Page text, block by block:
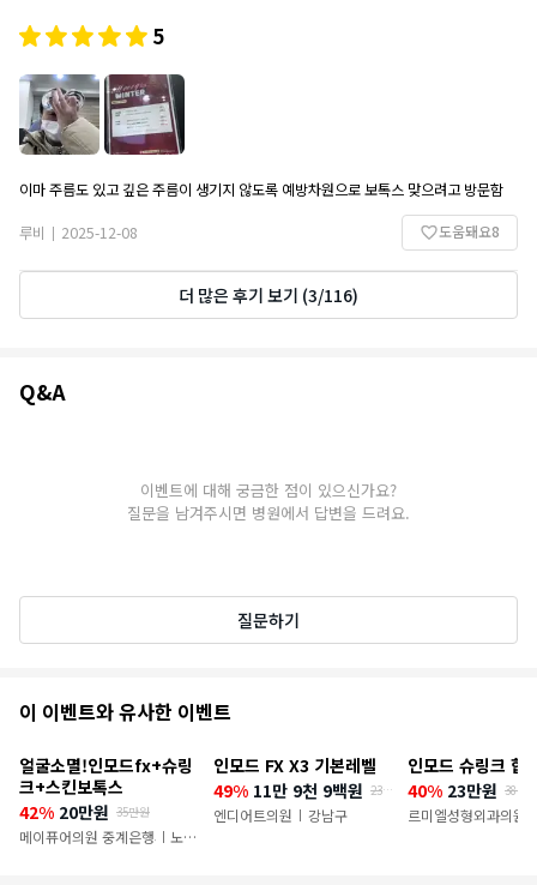
리프팅 강력 추천하고 싶네요!
5
이마 주름도 있고 깊은 주름이 생기지 않도록 예방차원으로 보톡스 맞으려고 방문함
루비
2025-12-08 도움돼요8
더 많은 후기 보기 (3/116)
Q&A
이벤트에 대해 궁금한 점이 있으신가요?
질문을 남겨주시면 병원에서 답변을 드려요.
질문하기
추
이
벤
이 이벤트와 유사한 이벤트
얼굴소멸!인모드fx+슈링
크+스킨보톡스
42% 20만원 35만원
메이퓨어의원 중계은행사거리점
|
노원
인모드 FX X3 기본레벨
49% 11만 9천 9백원 23만
엔디어트의원 | 강남구
인모드 슈링크 합
40% 23만원 38만
르미엘성형외과의원